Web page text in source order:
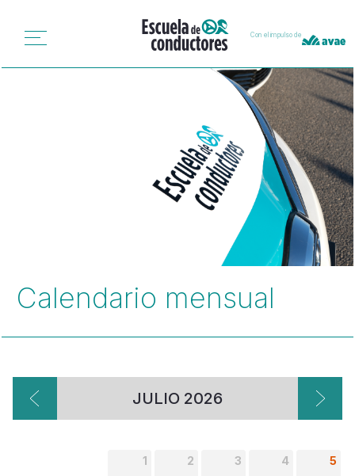
Con el impulso de
Calendario mensual
JULIO 2026
1 2 3 4 5